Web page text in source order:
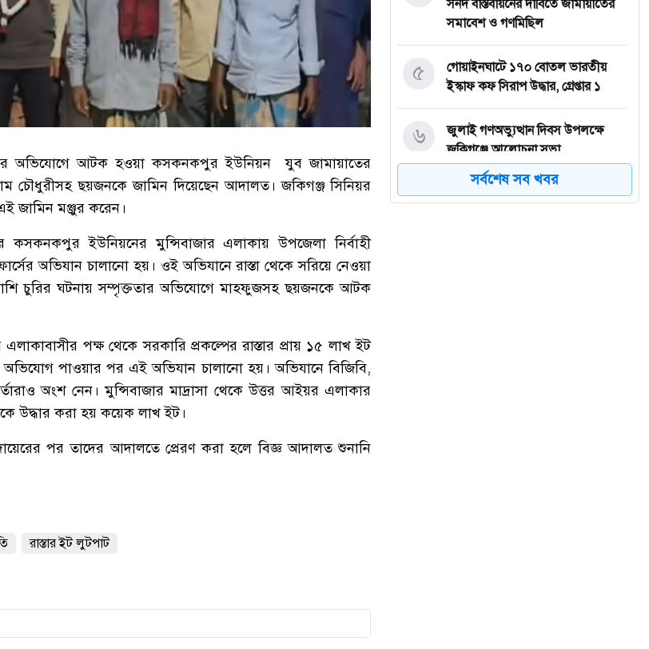
অভিযোগে আটক হওয়া কসকনকপুর ইউনিয়ন যুব জামায়াতের
চৌধুরীসহ ছয়জনকে জামিন দিয়েছেন আদালত। জকিগঞ্জ সিনিয়র
জামিন মঞ্জুর করেন।
ইউনিয়নের মুন্সিবাজার এলাকায় উপজেলা নির্বাহী
অভিযান চালানো হয়। ওই অভিযানে রাস্তা থেকে সরিয়ে নেওয়া
চুরির ঘটনায় সম্পৃক্ততার অভিযোগে মাহফুজসহ ছয়জনকে আটক
পক্ষ থেকে সরকারি প্রকল্পের রাস্তার প্রায় ১৫ লাখ ইট
অভিযোগ পাওয়ার পর এই অভিযান চালানো হয়। অভিযানে বিজিবি,
অংশ নেন। মুন্সিবাজার মাদ্রাসা থেকে উত্তর আইয়র এলাকার
উদ্ধার করা হয় কয়েক লাখ ইট।
পর তাদের আদালতে প্রেরণ করা হলে বিজ্ঞ আদালত শুনানি
রাস্তার ইট লুটপাট
সনদ বাস্তবায়নের দাবিতে জামায়াতের
সমাবেশ ও গণমিছিল
গোয়াইনঘাটে ১৭০ বোতল ভারতীয়
ইস্কাফ কফ সিরাপ উদ্ধার, গ্রেপ্তার ১
৫
জুলাই গণঅভ্যুত্থান দিবস উপলক্ষে
জকিগঞ্জে আলোচনা সভা
৬
জকিগঞ্জে নিরাপদ ও টেকসই কৃষি
৭
সর্বশেষ সব খবর